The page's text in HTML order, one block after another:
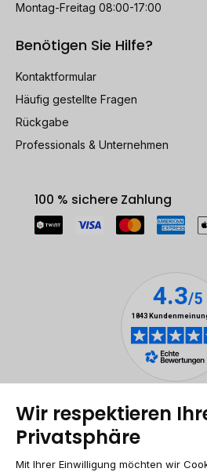
Montag-Freitag 08:00-17:00
Benötigen Sie Hilfe?
Kontaktformular
Häufig gestellte Fragen
Rückgabe
Professionals & Unternehmen
100 % sichere Zahlung
Rechtliche Hinweise